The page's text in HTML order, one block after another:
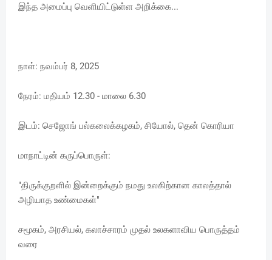
இந்த அமைப்பு வெளியிட்டுள்ள அறிக்கை...
நாள்: நவம்பர் 8, 2025
நேரம்: மதியம் 12.30 - மாலை 6.30
இடம்: செஜோங் பல்கலைக்கழகம், சியோல், தென் கொரியா
மாநாட்டின் கருப்பொருள்:
"திருக்குறளில் இன்றைக்கும் நமது உலகிற்கான காலத்தால்
அழியாத உண்மைகள்"
சமூகம், அரசியல், கலாச்சாரம் முதல் உலகளாவிய பொருத்தம்
வரை